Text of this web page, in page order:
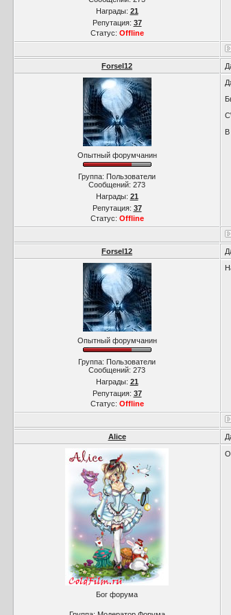
Награды: 21
Репутация: 37
Статус: Offline
Forsel12
Опытный форумчанин
Группа: Пользователи
Сообщений: 273
Награды: 21
Репутация: 37
Статус: Offline
В
Forsel12
Опытный форумчанин
Группа: Пользователи
Сообщений: 273
Награды: 21
Репутация: 37
Статус: Offline
Alice
Бог форума